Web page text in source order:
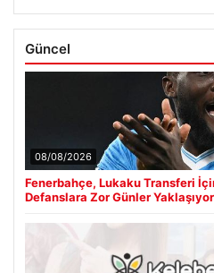
Güncel
08/08/2026
Fenerbahçe, Lukaku Transferi
Defanslara Zor Günler Yaklaşıyor